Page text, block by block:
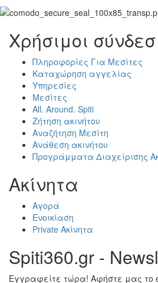
Χρήσιμοι
Πληροφορίες Για Μεσίτες
Καταχώρηση αγγελίας
Υπηρεσίες
Μεσίτες
All. Around. Spiti
Ζήτηση ακινήτου
Αναζήτηση Μεσίτη
Ανάθεση ακινήτου
Προγράμματα Διαχείρισης
Ακίνητα
Αγορά
Ενοικίαση
Private Ακίνητα
Spiti360.gr -
Εγγραφείτε τώρα! Αφήστε μας το